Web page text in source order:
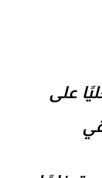
على